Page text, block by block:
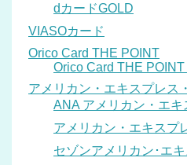
dカードGOLD
VIASOカード
Orico Card THE POINT
Orico Card THE
アメリカン・エキスプレス
ANA アメリカン・エキ
アメリカン・エキスプ
セゾンアメリカン･エ